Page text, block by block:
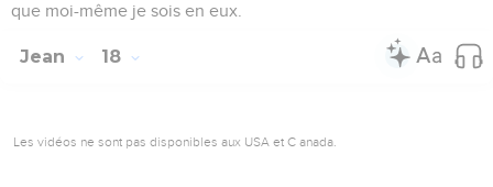
que moi-même je sois en eux.
Jean 18
Les vidéos ne sont pas disponibles aux USA et C anada.